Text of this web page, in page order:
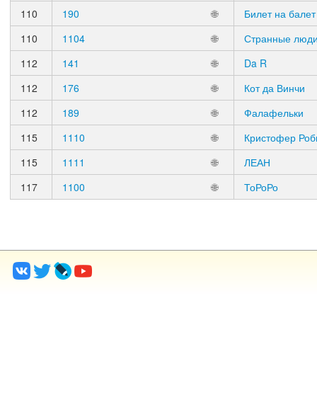
110
190 🌐
Билет на балет
110
1104 🌐
Странные
112
141 🌐
Da R
112
176 🌐
Кот да Винчи
112
189 🌐
Фалафельки
115
1110 🌐
Кристофер
115
1111 🌐
ЛЕАН
117
1100 🌐 ТоРоРо